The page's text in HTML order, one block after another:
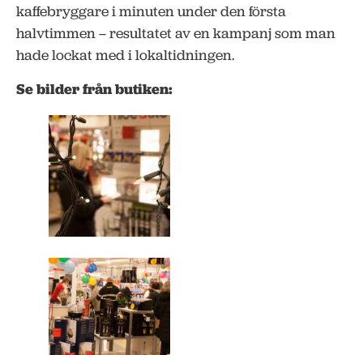
kaffebryggare i minuten under den första
halvtimmen – resultatet av en kampanj som man
hade lockat med i lokaltidningen.
Se bilder från butiken: